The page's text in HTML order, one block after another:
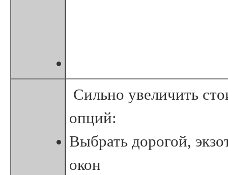
Сильно увеличить
опций:
Выбрать дорогой,
окон